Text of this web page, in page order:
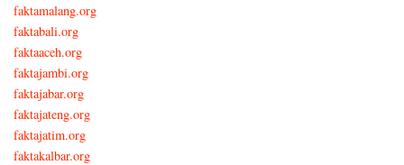
faktamalang.org
faktabali.org
faktaaceh.org
faktajambi.org
faktajabar.org
faktajateng.org
faktajatim.org
faktakalbar.org